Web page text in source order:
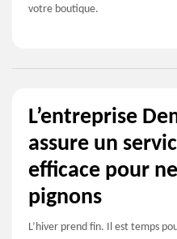
votre boutique.
L’entreprise
assure un
efficace pour
pignons
L’hiver prend fin. Il est temps